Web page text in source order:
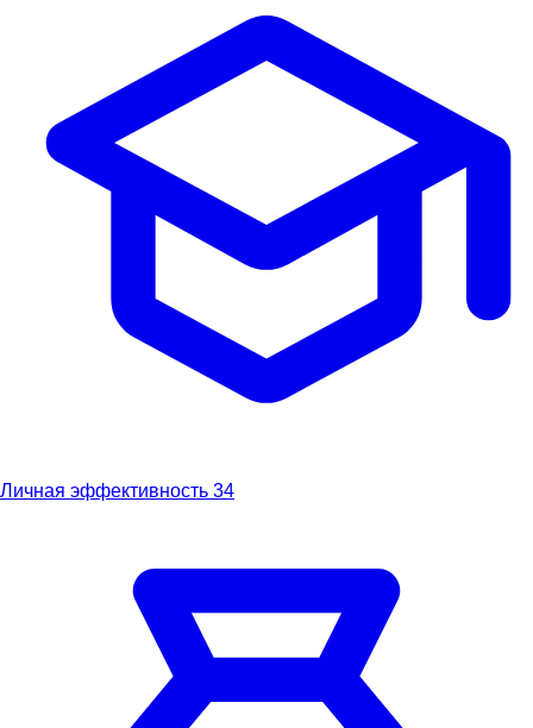
Личная эффективность 34